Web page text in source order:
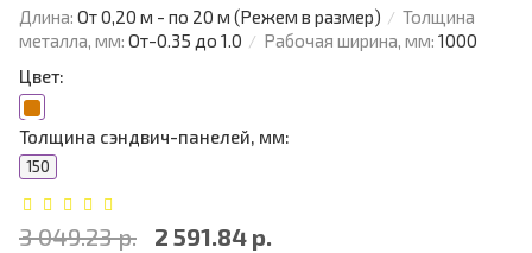
Длина: От 0,20 м - по 20 м (Режем в размер)
Толщина
металла, мм: От-0.35 до 1.0 Рабочая ширина, мм: 1000
Цвет:
Толщина сэндвич-панелей, мм:
150
3 049.23 р. 2 591.84 р.